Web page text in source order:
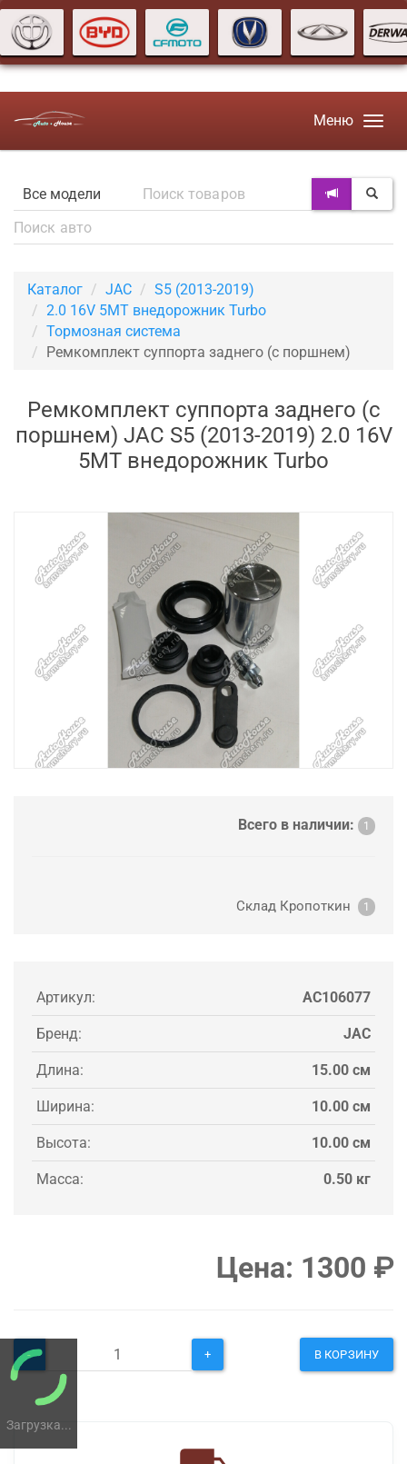
Загрузка...
Меню
Каталог JAC
S5 (2013-2019)
2.0 16V 5MT внедорожник Turbo
Тормозная система
Ремкомплект суппорта заднего (с поршнем)
Ремкомплект суппорта заднего (с
поршнем) JAC S5 (2013-2019) 2.0 16V
5MT внедорожник Turbo
Всего в наличии: 1
Склад Кропоткин 1
Артикул: AC106077
Бренд: JAC
Длина: 15.00 см
Ширина: 10.00 см
Высота: 10.00 см
Масса: 0.50 кг
Цена: 1300 ₽
- + В КОРЗИНУ